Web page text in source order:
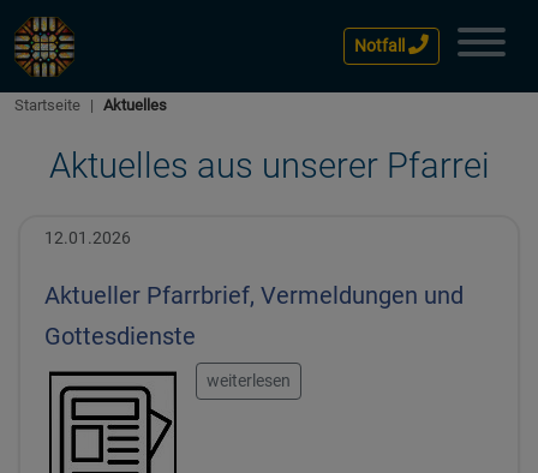
Notfall
Startseite Aktuelles
Aktuelles aus unserer Pfarrei
12.01.2026
Aktueller Pfarrbrief, Vermeldungen und
Gottesdienste
weiterlesen